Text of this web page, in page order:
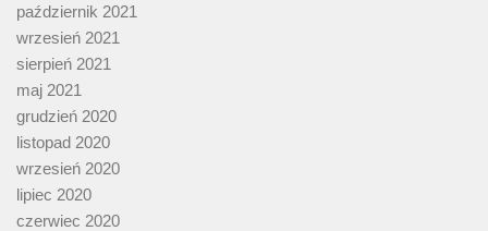
październik 2021
wrzesień 2021
sierpień 2021
maj 2021
grudzień 2020
listopad 2020
wrzesień 2020
lipiec 2020
czerwiec 2020